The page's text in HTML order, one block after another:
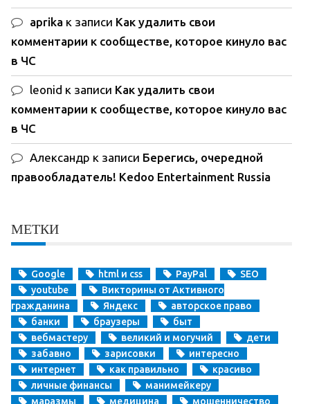
aprika к записи Как удалить свои
комментарии к сообществе, которое кинуло вас
в ЧС
leonid к записи Как удалить свои
комментарии к сообществе, которое кинуло вас
в ЧС
Александр к записи Берегись, очередной
правообладатель! Kedoo Entertainment Russia
МЕТКИ
Google html и css PayPal
SEO
youtube
Викторины от Активного
гражданина
Яндекс
авторское право
банки
браузеры
быт
вебмастеру
великий и могучий
дети
забавно
зарисовки
интересно
интернет
как правильно
красиво
личные финансы
манимейкеру
маразмы
медицина мошенничество